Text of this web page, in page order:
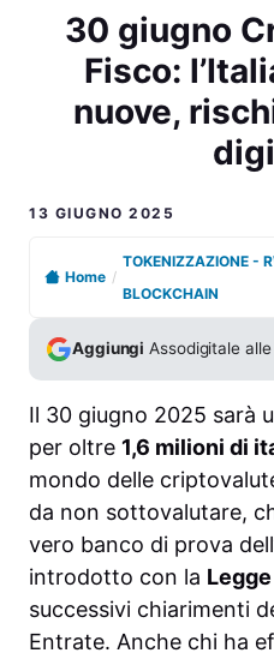
30 giugno
Fisco:
nuove,
13 GIUGNO 2025
Home /
TOKENIZZAZIONE -
BLOCKCHAIN
Aggiungi Assodigitale
Il 30 giugno 2025 sarà
per oltre 1,6 milioni di
mondo delle
da non sottovalutare,
vero banco di prova
introdotto con la
successivi chiarimenti
Entrate. Anche chi ha